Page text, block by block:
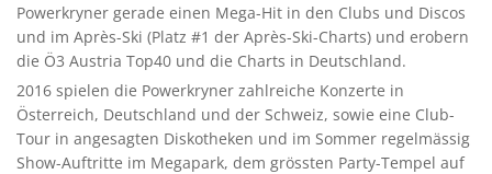
Powerkryner gerade einen Mega-Hit in den Clubs und Discos
und im Après-Ski (Platz #1 der Après-Ski-Charts) und erobern
die Ö3 Austria Top40 und die Charts in Deutschland.
2016 spielen die Powerkryner zahlreiche Konzerte in
Österreich, Deutschland und der Schweiz, sowie eine Club-
Tour in angesagten Diskotheken und im Sommer regelmässig
Show-Auftritte im Megapark, dem grössten Party-Tempel auf